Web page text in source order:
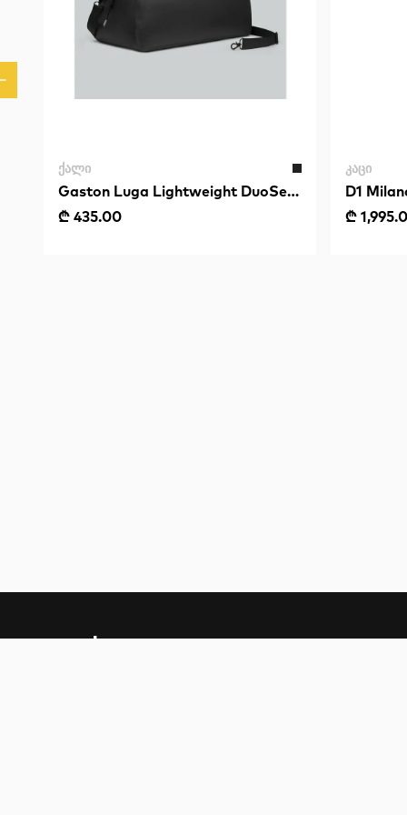
ᲥᲐᲚᲘ
Gaston Luga Lightweight DuoSeal
Duffel - Black
₾ 435.00
ᲙᲐᲪᲘ
D1
Blue
₾